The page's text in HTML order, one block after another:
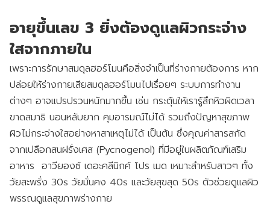
อายุขึ้นเลข 3 ยิ่งต้องดูแลผิวกระจ่าง
ใสจากภายใน
เพราะการรักษาสมดุลฮอร์โมนคือสิ่งจำเป็นที่ร่างกายต้องการ หาก
ปล่อยให้ร่างกายเสียสมดุลฮอร์โมนไปเรื่อยๆ ระบบการทำงาน
ต่างๆ อาจแปรปรวนหนักมากขึ้น เช่น กระตุ้นให้เรารู้สึกหิวผิดเวลา
ขาดสมาธิ นอนหลับยาก คุมอารมณ์ไม่ได้ รวมถึงปัญหาสุขภาพ
ผิวไม่กระจ่างใสอย่างหาสาเหตุไม่ได้ เป็นต้น ซึ่งคุณค่าสารสกัด
จากเปลือกสนฝรั่งเศส (Pycnogenol) ที่มีอยู่ในผลิตภัณฑ์เสริม
อาหาร อาวียองซ์ เดอะคลีนิกค์ โปร เมด เหมาะสำหรับสาวๆ ทั้ง
วัยสะพรั่ง 30s วัยมั่นคง 40s และวัยสุขสุด 50s ตัวช่วยดูแลผิว
พรรณดูแลสุขภาพร่างกาย